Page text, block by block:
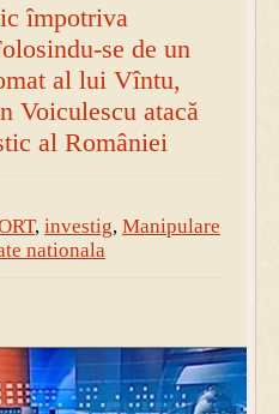
împotriva
se de un
al lui Vîntu,
Voiculescu atacă
al României
, investig, Manipulare
nationala